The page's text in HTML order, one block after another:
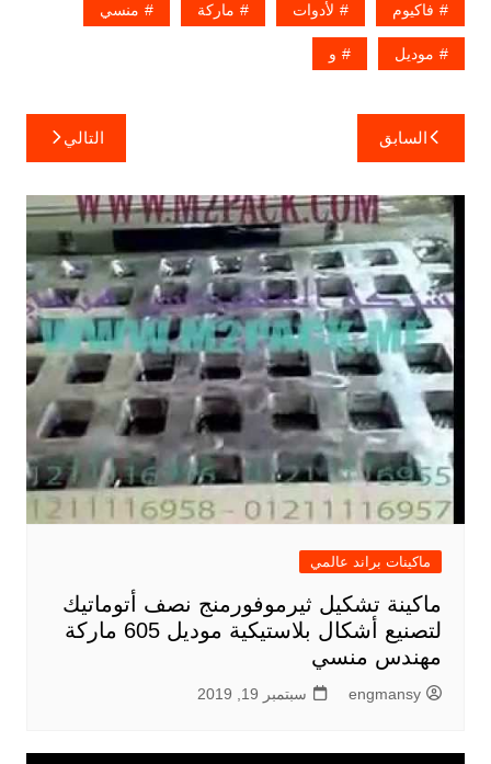
فاكيوم لأدوات ماركة منسي
موديل و
تصفّح
المقالات
السابق التالي
ماكينات براند عالمي
ماكينة تشكيل ثيرموفورمنج نصف أتوماتيك
لتصنيع أشكال بلاستيكية موديل 605 ماركة
مهندس منسي
engmansy سبتمبر 19, 2019